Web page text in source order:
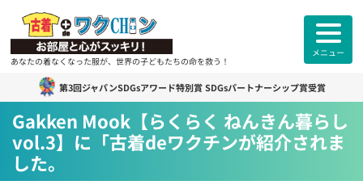
あなたの着なくなった服が、世界の子どもたちの命を救う！
メニュー
古着deワクチンについて
各拠点紹介
第3回ジャパンSDGsアワード特別賞 SDGsパートナーシップ賞受賞
Gakken Mook【らくらく ねんきん暮らし
vol.3】に「古着deワクチンが紹介されま
した。